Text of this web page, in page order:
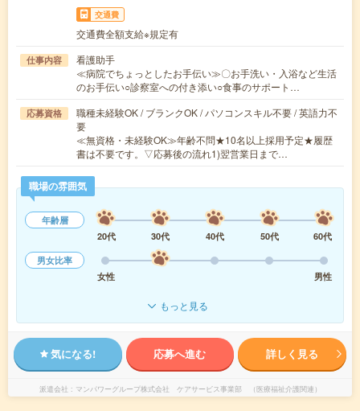
交通費
交通費全額支給※規定有
仕事内容
看護助手
≪病院でちょっとしたお手伝い≫〇お手洗い・入浴など生活
のお手伝い○診察室への付き添い○食事のサポート…
応募資格
職種未経験OK / ブランクOK / パソコンスキル不要 / 英語力不
要
≪無資格・未経験OK≫年齢不問★10名以上採用予定★履歴
書は不要です。▽応募後の流れ1)翌営業日まで…
職場の雰囲気
年齢層
20代
30代 40代 50代
60代
男女比率
女性
男性
もっと見る
気になる! 応募へ進む 詳しく見る
派遣会社 マンパワーグループ株式会社 ケアサービス事業部 （医療福祉介護関連）